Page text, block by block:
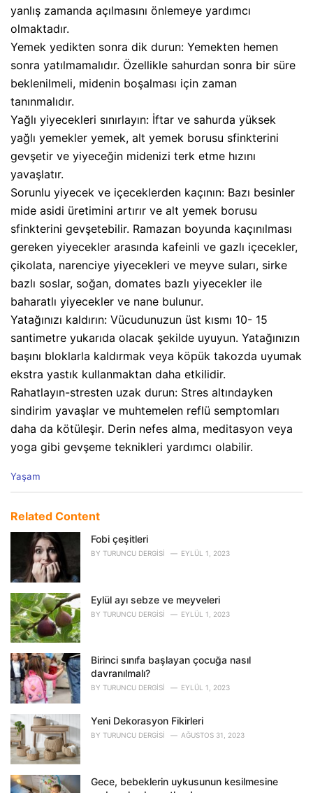
yanlış zamanda açılmasını önlemeye yardımcı
olmaktadır.
Yemek yedikten sonra dik durun: Yemekten hemen
sonra yatılmamalıdır. Özellikle sahurdan sonra bir süre
beklenilmeli, midenin boşalması için zaman
tanınmalıdır.
Yağlı yiyecekleri sınırlayın: İftar ve sahurda yüksek
yağlı yemekler yemek, alt yemek borusu sfinkterini
gevşetir ve yiyeceğin midenizi terk etme hızını
yavaşlatır.
Sorunlu yiyecek ve içeceklerden kaçının: Bazı besinler
mide asidi üretimini artırır ve alt yemek borusu
sfinkterini gevşetebilir. Ramazan boyunda kaçınılması
gereken yiyecekler arasında kafeinli ve gazlı içecekler,
çikolata, narenciye yiyecekleri ve meyve suları, sirke
bazlı soslar, soğan, domates bazlı yiyecekler ile
baharatlı yiyecekler ve nane bulunur.
Yatağınızı kaldırın: Vücudunuzun üst kısmı 10- 15
santimetre yukarıda olacak şekilde uyuyun. Yatağınızın
başını bloklarla kaldırmak veya köpük takozda uyumak
ekstra yastık kullanmaktan daha etkilidir.
Rahatlayın-stresten uzak durun: Stres altındayken
sindirim yavaşlar ve muhtemelen reflü semptomları
daha da kötüleşir. Derin nefes alma, meditasyon veya
yoga gibi gevşeme teknikleri yardımcı olabilir.
C
e
e
:
Yaşam
Related Content
Fobi çeşitleri
BY TURUNCU DERGISI EYLÜL 1, 2023
Eylül ayı sebze ve meyveleri
BY TURUNCU DERGISI EYLÜL 1, 2023
Birinci sınıfa başlayan çocuğa nasıl
davranılmalı?
BY TURUNCU DERGISI EYLÜL 1, 2023
Yeni Dekorasyon Fikirleri
BY TURUNCU DERGISI AĞUSTOS 31, 2023
Gece, bebeklerin uykusunun kesilmesine